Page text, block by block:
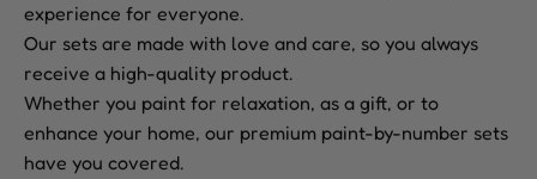
experience for everyone.
Our sets are made with love and care, so you always
receive a high-quality product.
Whether you paint for relaxation, as a gift, or to
enhance your home, our premium paint-by-number sets
have you covered.